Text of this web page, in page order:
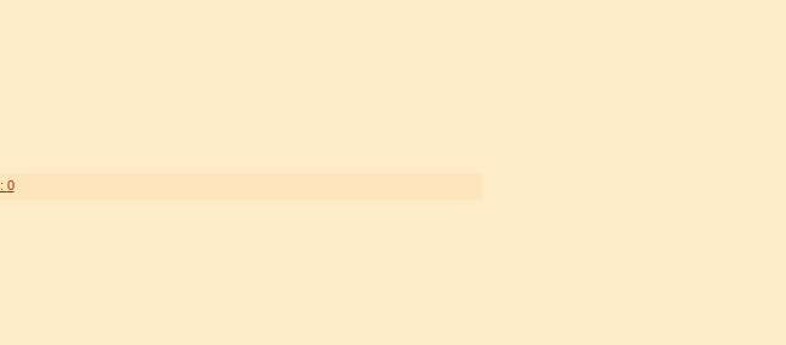
0